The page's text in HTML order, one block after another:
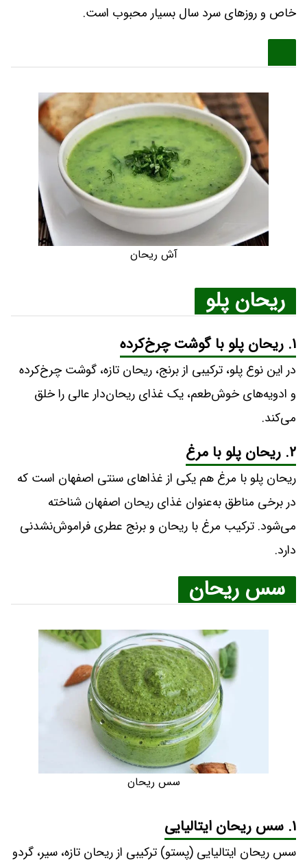
خاص و روزهای سرد سال بسیار محبوب است.
آش ریحان
ریحان پلو
۱. ریحان پلو با گوشت چرخ‌کرده
در این نوع پلو، ترکیبی از برنج، ریحان تازه، گوشت چرخ‌کرده
و ادویه‌های خوش‌طعم، یک غذای ریحان‌دار عالی را خلق
می‌کند.
۲. ریحان پلو با مرغ
ریحان پلو با مرغ هم یکی از غذاهای سنتی اصفهان است که
در برخی مناطق به‌عنوان غذای ریحان اصفهان شناخته
می‌شود. ترکیب مرغ با ریحان و برنج عطری فراموش‌نشدنی
دارد.
سس ریحان
سس ریحان
۱. سس ریحان ایتالیایی
سس ریحان ایتالیایی (پستو) ترکیبی از ریحان تازه، سیر، گردو